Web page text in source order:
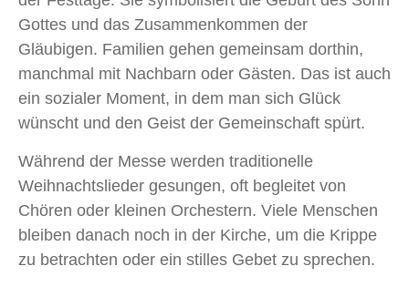
Gottes und das Zusammenkommen der
Gläubigen. Familien gehen gemeinsam dorthin,
manchmal mit Nachbarn oder Gästen. Das ist auch
ein sozialer Moment, in dem man sich Glück
wünscht und den Geist der Gemeinschaft spürt.
Während der Messe werden traditionelle
Weihnachtslieder gesungen, oft begleitet von
Chören oder kleinen Orchestern. Viele Menschen
bleiben danach noch in der Kirche, um die Krippe
zu betrachten oder ein stilles Gebet zu sprechen.